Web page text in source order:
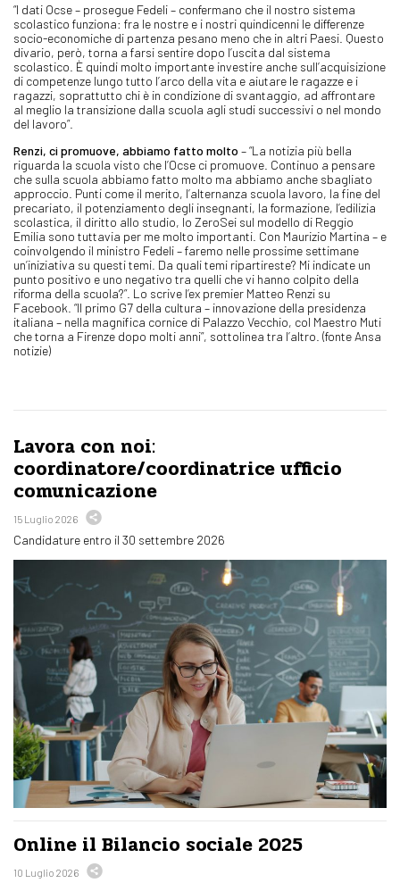
“I dati Ocse – prosegue Fedeli – confermano che il nostro sistema
scolastico funziona: fra le nostre e i nostri quindicenni le differenze
socio-economiche di partenza pesano meno che in altri Paesi. Questo
divario, però, torna a farsi sentire dopo l’uscita dal sistema
scolastico. È quindi molto importante investire anche sull’acquisizione
di competenze lungo tutto l’arco della vita e aiutare le ragazze e i
ragazzi, soprattutto chi è in condizione di svantaggio, ad affrontare
al meglio la transizione dalla scuola agli studi successivi o nel mondo
del lavoro”.
Renzi, ci promuove, abbiamo fatto molto – “La notizia più bella
riguarda la scuola visto che l’Ocse ci promuove. Continuo a pensare
che sulla scuola abbiamo fatto molto ma abbiamo anche sbagliato
approccio. Punti come il merito, l’alternanza scuola lavoro, la fine del
precariato, il potenziamento degli insegnanti, la formazione, l’edilizia
scolastica, il diritto allo studio, lo ZeroSei sul modello di Reggio
Emilia sono tuttavia per me molto importanti. Con Maurizio Martina – e
coinvolgendo il ministro Fedeli – faremo nelle prossime settimane
un’iniziativa su questi temi. Da quali temi ripartireste? Mi indicate un
punto positivo e uno negativo tra quelli che vi hanno colpito della
riforma della scuola?”. Lo scrive l’ex premier Matteo Renzi su
Facebook. “Il primo G7 della cultura – innovazione della presidenza
italiana – nella magnifica cornice di Palazzo Vecchio, col Maestro Muti
che torna a Firenze dopo molti anni”, sottolinea tra l’altro. (fonte Ansa
notizie)
Lavora con noi:
coordinatore/coordinatrice ufficio
comunicazione
15 Luglio 2026
Candidature entro il 30 settembre 2026
Online il Bilancio sociale 2025
10 Luglio 2026